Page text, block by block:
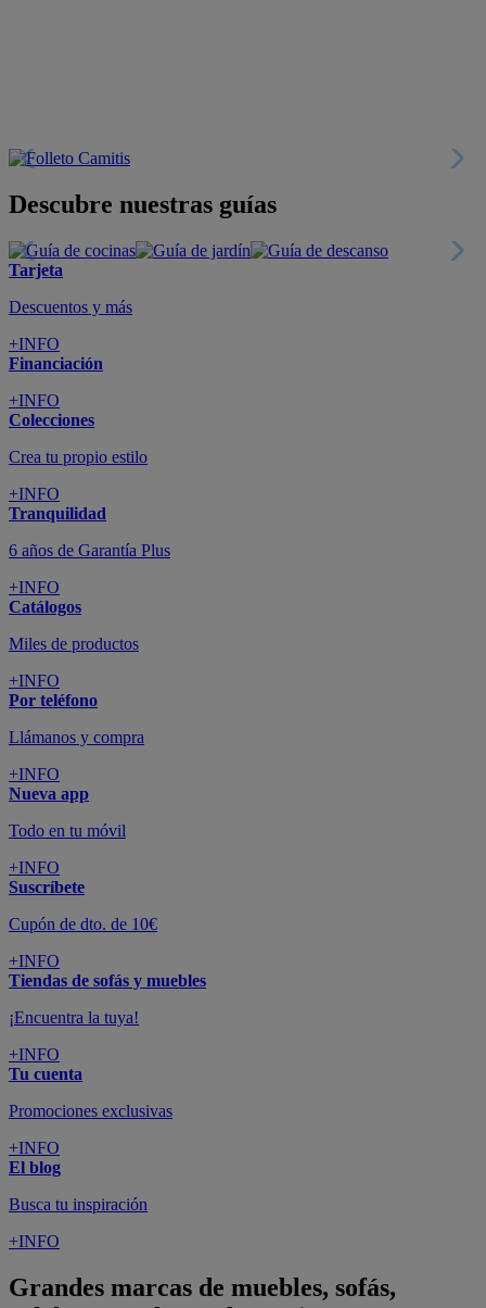
Descubre nuestras guías
Tarjeta
Descuentos y más
+INFO
Financiación
+INFO
Colecciones
Crea tu propio estilo
+INFO
Tranquilidad
6 años de Garantía Plus
+INFO
Catálogos
Miles de productos
+INFO
Por teléfono
Llámanos y compra
+INFO
Nueva app
Todo en tu móvil
+INFO
Suscríbete
Cupón de dto. de 10€
+INFO
Tiendas de sofás y muebles
¡Encuentra la tuya!
+INFO
Tu cuenta
Promociones exclusivas
+INFO
El blog
Busca tu inspiración
+INFO
Grandes marcas de muebles, sofás,